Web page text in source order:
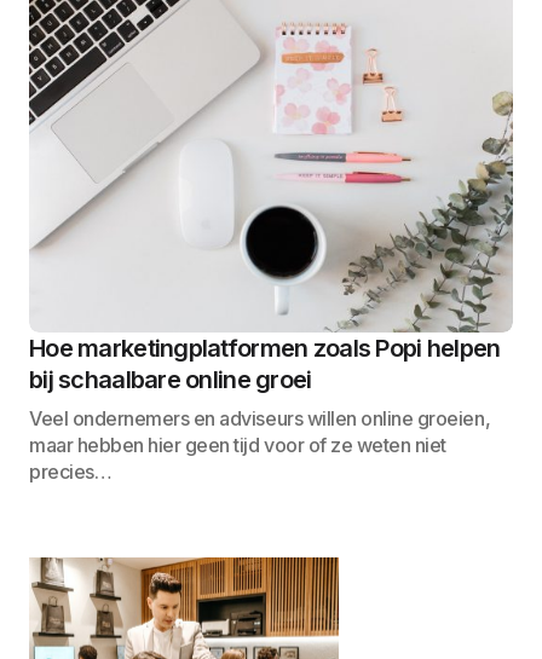
Hoe marketingplatformen zoals Popi helpen
bij schaalbare online groei
Veel ondernemers en adviseurs willen online groeien,
maar hebben hier geen tijd voor of ze weten niet
precies…